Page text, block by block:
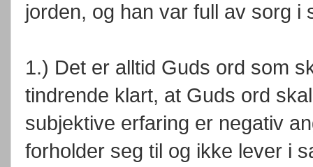
jorden, og han var full av sorg i
1.) Det er alltid Guds ord som
tindrende klart, at Guds ord
subjektive erfaring er negativ
forholder seg til og ikke lever i